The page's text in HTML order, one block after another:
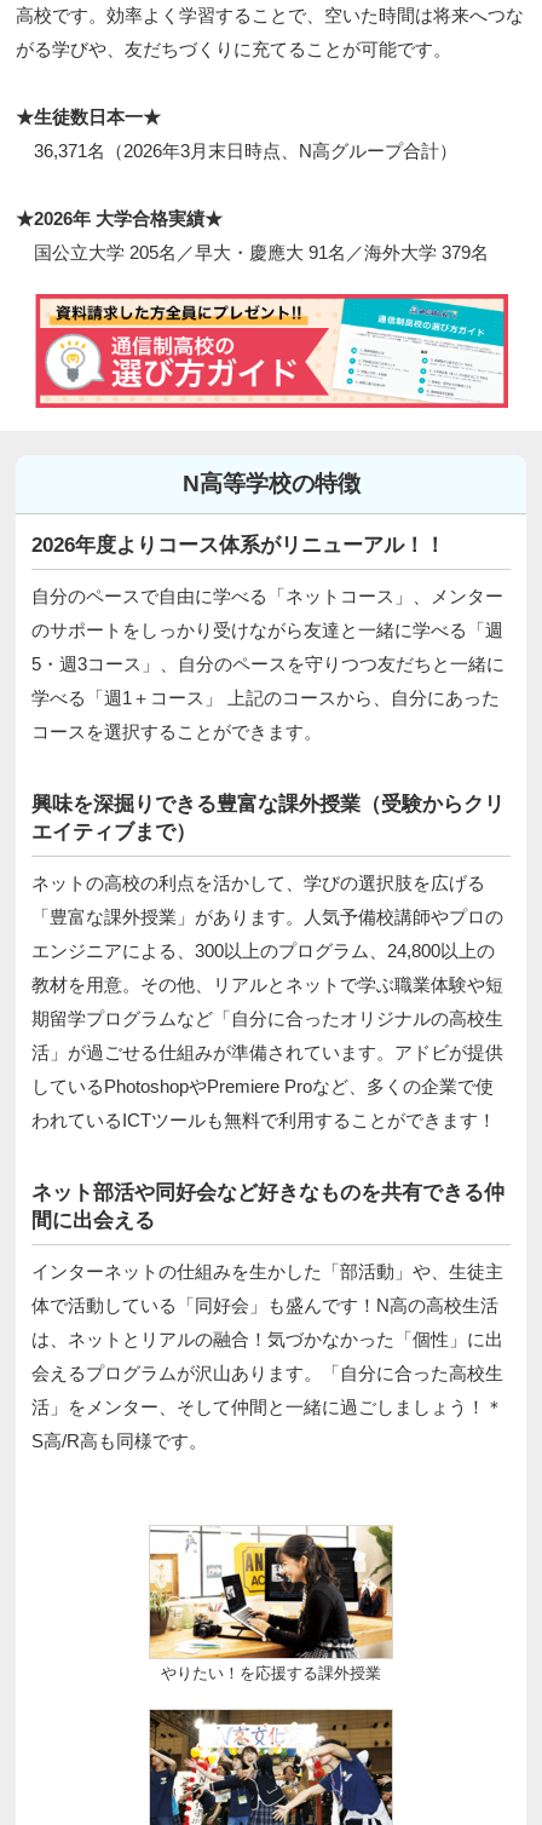
高校です。効率よく学習することで、空いた時間は将来へつな
がる学びや、友だちづくりに充てることが可能です。
★生徒数日本一★
36,371名（2026年3月末日時点、N高グループ合計）
★2026年 大学合格実績★
国公立大学 205名／早大・慶應大 91名／海外大学 379名
N高等学校の特徴
2026年度よりコース体系がリニューアル！！
自分のペースで自由に学べる「ネットコース」、メンター
のサポートをしっかり受けながら友達と一緒に学べる「週
5・週3コース」、自分のペースを守りつつ友だちと一緒に
学べる「週1＋コース」 上記のコースから、自分にあった
コースを選択することができます。
興味を深掘りできる豊富な課外授業（受験からクリ
エイティブまで）
ネットの高校の利点を活かして、学びの選択肢を広げる
「豊富な課外授業」があります。人気予備校講師やプロの
エンジニアによる、300以上のプログラム、24,800以上の
教材を用意。その他、リアルとネットで学ぶ職業体験や短
期留学プログラムなど「自分に合ったオリジナルの高校生
活」が過ごせる仕組みが準備されています。アドビが提供
しているPhotoshopやPremiere Proなど、多くの企業で使
われているICTツールも無料で利用することができます！
ネット部活や同好会など好きなものを共有できる仲
間に出会える
インターネットの仕組みを生かした「部活動」や、生徒主
体で活動している「同好会」も盛んです！N高の高校生活
は、ネットとリアルの融合！気づかなかった「個性」に出
会えるプログラムが沢山あります。「自分に合った高校生
活」をメンター、そして仲間と一緒に過ごしましょう！＊
S高/R高も同様です。
やりたい！を応援する課外授業